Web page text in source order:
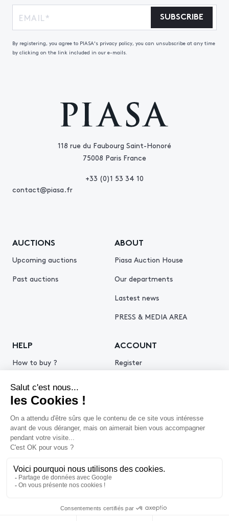
118 rue du Faubourg Saint-Honoré
75008 Paris France
+33 (0)1 53 34 10
contact@piasa.fr
AUCTIONS
Upcoming auctions
Past auctions
ABOUT
Piasa Auction House
Our departments
Lastest news
PRESS & MEDIA AREA
HELP
How to buy ?
Get an estimate
ACCOUNT
Register
SUBSCRIBE
By registering, you agree to PIASA's privacy policy, you can unsubscribe at any time
by clicking on the link included in our e-mails.
© 2026 Piasa
Legal Notice